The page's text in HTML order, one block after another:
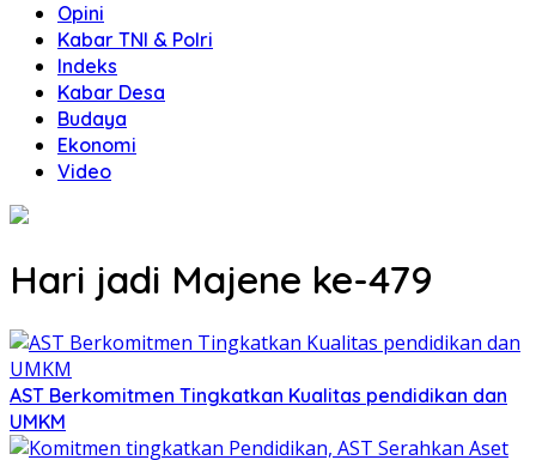
Opini
Kabar TNI & Polri
Indeks
Kabar Desa
Budaya
Ekonomi
Video
Hari jadi Majene ke-479
AST Berkomitmen Tingkatkan Kualitas pendidikan dan
UMKM